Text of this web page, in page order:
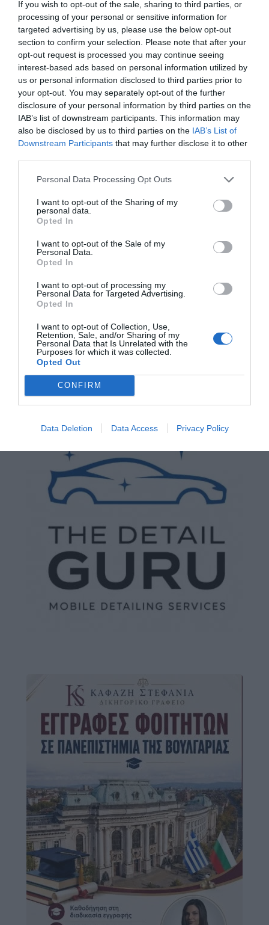
If you wish to opt-out of the sale, sharing to third parties, or
processing of your personal or sensitive information for
targeted advertising by us, please use the below opt-out
section to confirm your selection. Please note that after your
opt-out request is processed you may continue seeing
interest-based ads based on personal information utilized by
us or personal information disclosed to third parties prior to
your opt-out. You may separately opt-out of the further
disclosure of your personal information by third parties on the
IAB’s list of downstream participants. This information may
also be disclosed by us to third parties on the IAB’s List of
Downstream Participants that may further disclose it to other
Personal Data Processing Opt Outs
I want to opt-out of the Sharing of my
personal data.
Opted In
I want to opt-out of the Sale of my
Personal Data.
Opted In
I want to opt-out of processing my
Personal Data for Targeted Advertising.
Opted In
I want to opt-out of Collection, Use,
Retention, Sale, and/or Sharing of my
Personal Data that Is Unrelated with the
Purposes for which it was collected.
Opted Out
CONFIRM
Data Deletion Data Access Privacy Policy
Tags: ΚΑΛΑΜΑΡΙΑ ΚΟΔΡΑ ΠΥΡΟΣΒΕΣΤΙΚΗ featured
ΔΗΜΟΣΊΕΥΣΗ ΣΧΟΛΊΟΥ
0 Σχόλια